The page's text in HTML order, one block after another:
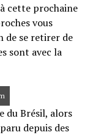
cette prochaine
vous
de se retirer de
sont avec la
du Brésil, alors
depuis des